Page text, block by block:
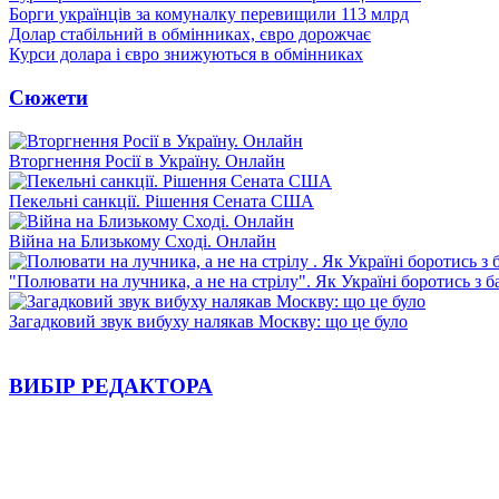
Борги українців за комуналку перевищили 113 млрд
Долар стабільний в обмінниках, євро дорожчає
Курси долара і євро знижуються в обмінниках
Сюжети
Вторгнення Росії в Україну. Онлайн
Пекельні санкції. Рішення Сената США
Війна на Близькому Сході. Онлайн
"Полювати на лучника, а не на стрілу". Як Україні боротись з
Загадковий звук вибуху налякав Москву: що це було
ВИБІР РЕДАКТОРА